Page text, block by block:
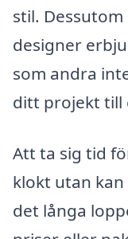
stil.
designer
som andra
ditt projekt till
Att ta sig tid
klokt utan
det långa